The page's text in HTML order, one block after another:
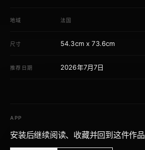
地域 法国
尺寸 54.3cm x 73.6cm
推荐日期 2026年7月7日
APP
安装后继续阅读、收藏并回到这件作品